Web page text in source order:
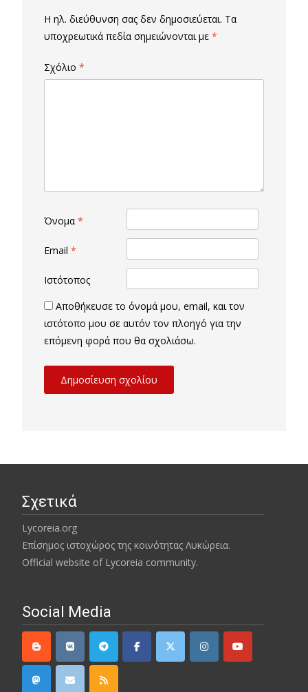
Η ηλ. διεύθυνση σας δεν δημοσιεύεται. Τα
υποχρεωτικά πεδία σημειώνονται με *
Σχόλιο *
Όνομα *
Email *
Ιστότοπος
Αποθήκευσε το όνομά μου, email, και τον
ιστότοπο μου σε αυτόν τον πλοηγό για την
επόμενη φορά που θα σχολιάσω.
Σχετικά
Lycoreia.org
Επίσημος ιστοχώρος της κοινότητας Λυκώρεια.
Official website of Lycoreia community.
Social Media